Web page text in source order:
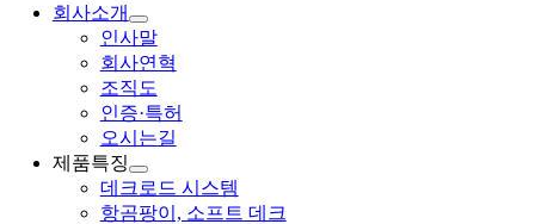
회사소개
인사말
회사연혁
조직도
인증·특허
오시는길
제품특징
데크로드 시스템
항곰팡이, 소프트 데크